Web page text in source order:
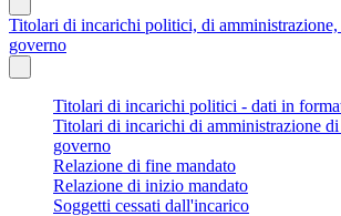
Titolari di incarichi politici, di
governo
Titolari di incarichi politici - dati in
Titolari di incarichi di amministrazione
governo
Relazione di fine mandato
Relazione di inizio mandato
Soggetti cessati dall'incarico